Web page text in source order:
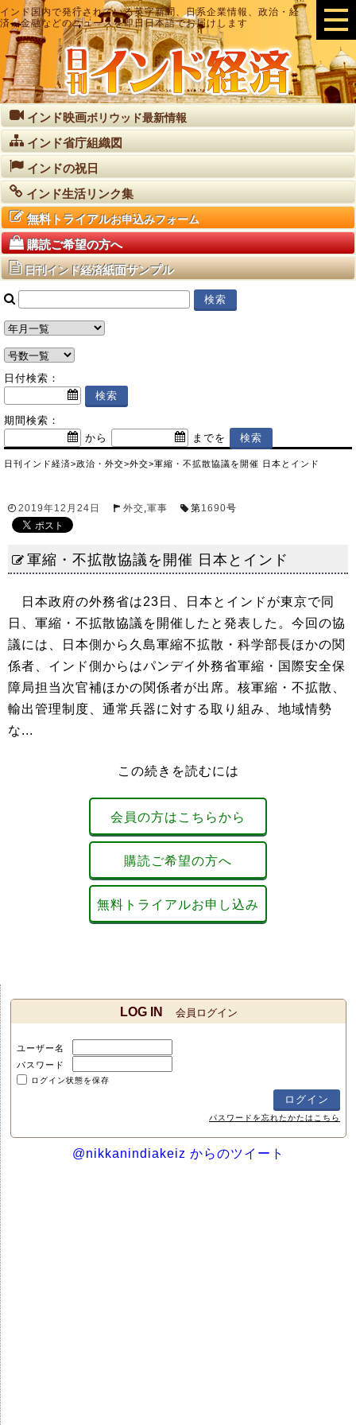
インド国内で発行されている英字新聞、日系企業情報、政治・経
済・金融などのニュースを即日日本語でお届けします
インド映画ボリウッド最新情報
インド省庁組織図
インドの祝日
インド生活リンク集
無料トライアルお申込みフォーム
購読ご希望の方へ
日刊インド経済紙面サンプル
日付検索：
期間検索：
から
までを
日刊インド経済>政治・外交>外交>軍縮・不拡散協議を開催 日本とインド
2019年12月24日 外交,軍事 第1690号
軍縮・不拡散協議を開催 日本とインド
日本政府の外務省は23日、日本とインドが東京で同
日、軍縮・不拡散協議を開催したと発表した。今回の協
議には、日本側から久島軍縮不拡散・科学部長ほかの関
係者、インド側からはパンデイ外務省軍縮・国際安全保
障局担当次官補ほかの関係者が出席。核軍縮・不拡散、
輸出管理制度、通常兵器に対する取り組み、地域情勢
な...
この続きを読むには
会員の方はこちらから
購読ご希望の方へ
無料トライアルお申し込み
LOG IN 会員ログイン
ユーザー名
パスワード
ログイン状態を保存
パスワードを忘れたかたはこちら
@nikkanindiakeiz からのツイート